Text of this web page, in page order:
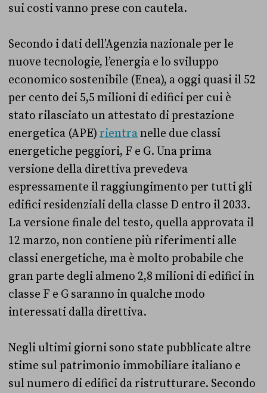
sui costi vanno prese con cautela.
Secondo i dati dell’Agenzia nazionale per le
nuove tecnologie, l’energia e lo sviluppo
economico sostenibile (Enea), a oggi quasi il 52
per cento dei 5,5 milioni di edifici per cui è
stato rilasciato un attestato di prestazione
energetica (APE) rientranelle due classi
energetiche peggiori, F e G. Una prima
versione della direttiva prevedeva
espressamente il raggiungimento per tutti gli
edifici residenziali della classe D entro il 2033.
La versione finale del testo, quella approvata il
12 marzo, non contiene più riferimenti alle
classi energetiche, ma è molto probabile che
gran parte degli almeno 2,8 milioni di edifici in
classe F e G saranno in qualche modo
interessati dalla direttiva.
Negli ultimi giorni sono state pubblicate altre
stime sul patrimonio immobiliare italiano e
sul numero di edifici da ristrutturare. Secondo